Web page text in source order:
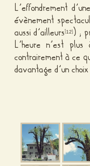
L’effondrement
évènement
aussi d’ailleurs[12]) ;
L’heure n’est
contrairement à ce
davantage d’un